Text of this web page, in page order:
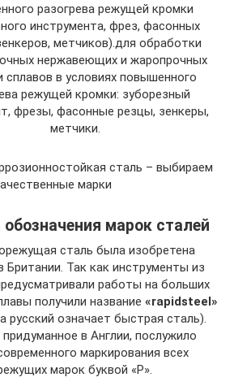
разогрева режущей кромки
инструмента, фрез, фасонных
метчиков).для обработки
нержавеющих и жаропрочных
сплавов в условиях повышенного
режущей кромки: зуборезный
фрезы, фасонные резцы, зенкеры,
метчики.
сталь – выбираем
марки
марок сталей
сталь была изобретена
Британии. Так как инструменты из
работы на больших
получили название «rapidsteel»
русский означает быстрая сталь).
придуманное в Англии, послужило
маркирования всех
марок буквой «Р».